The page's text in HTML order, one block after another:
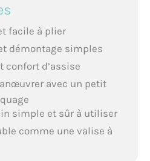
facile à plier
démontage simples
d’assise
avec un petit
simple et sûr à utiliser
comme une valise à